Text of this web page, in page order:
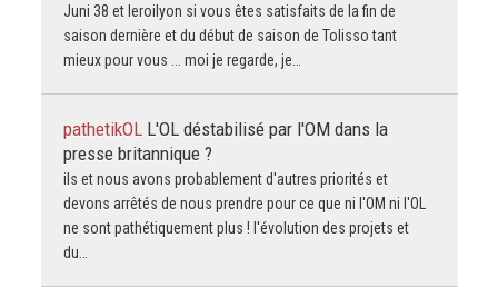
Juni 38 et leroilyon si vous êtes satisfaits de la fin de
saison dernière et du début de saison de Tolisso tant
mieux pour vous ... moi je regarde, je…
pathetikOL L'OL déstabilisé par l'OM dans la
presse britannique ?
ils et nous avons probablement d'autres priorités et
devons arrêtés de nous prendre pour ce que ni l'OM ni l'OL
ne sont pathétiquement plus ! l'évolution des projets et
du…